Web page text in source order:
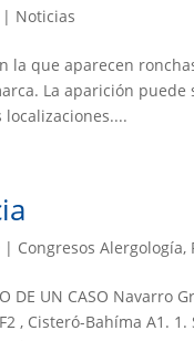
| Noticias
la que aparecen
La aparición
| Congresos Alergología,
DE UN CASO
, Cisteró-Bahíma A1.